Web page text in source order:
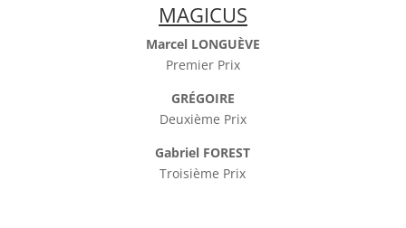
MAGICUS
Marcel LONGUÈVE
Premier Prix
GRÉGOIRE
Deuxième Prix
Gabriel FOREST
Troisième Prix